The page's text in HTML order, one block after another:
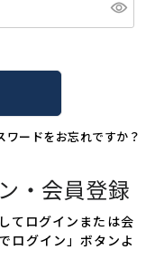
ワードをお忘れですか？
・会員登録
てログインまたは会
ログイン」ボタンよ